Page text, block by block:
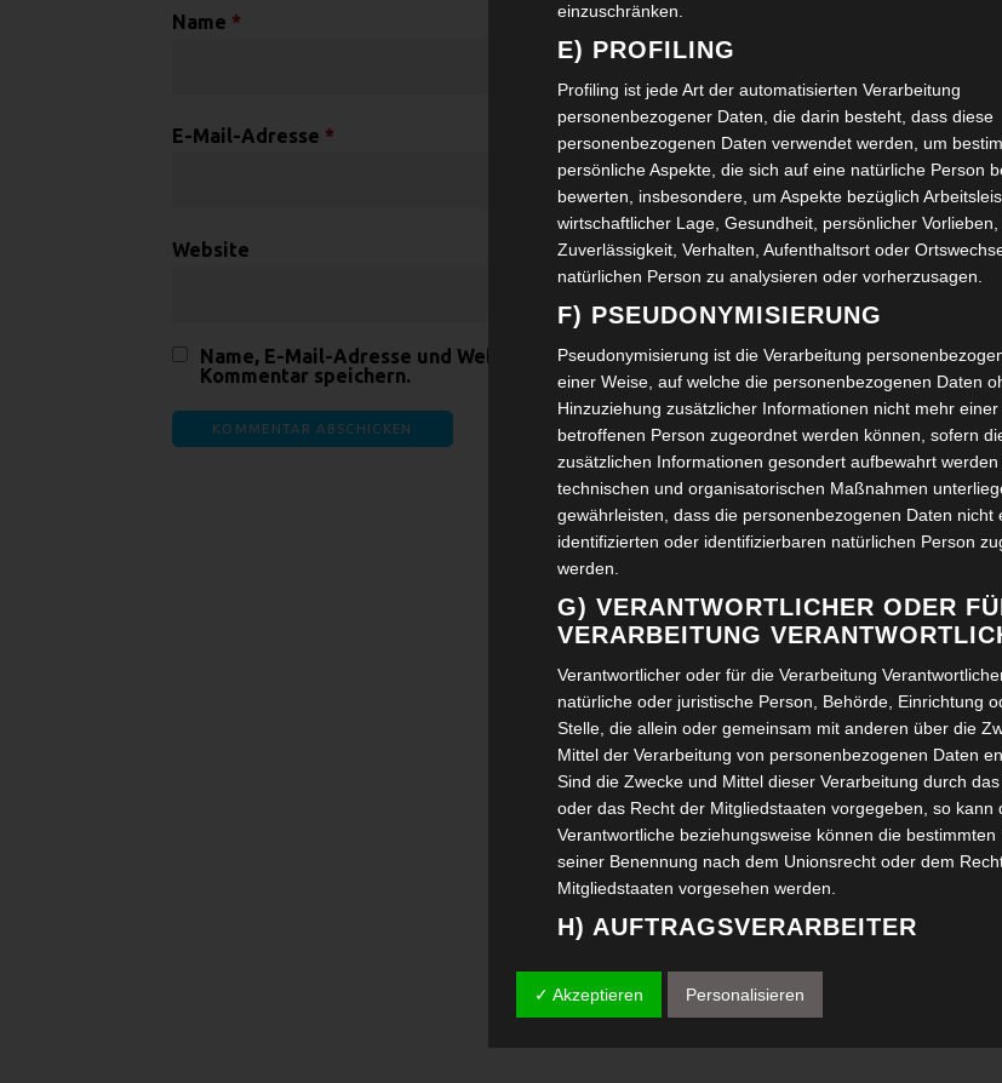
Name *
E-Mail-Adresse *
Website
Name, E-Mail-Adresse und Website in diesem Browser für meinen nächsten
Kommentar speichern.
einzuschränken.
E) PROFILING
Profiling ist jede Art der automatisierten Verarbeitung
personenbezogener Daten, die darin besteht, dass diese
personenbezogenen Daten verwendet werden, um
persönliche Aspekte, die sich auf eine natürliche Person
bewerten, insbesondere, um Aspekte bezüglich
wirtschaftlicher Lage, Gesundheit, persönlicher Vorlieben,
Zuverlässigkeit, Verhalten, Aufenthaltsort oder
natürlichen Person zu analysieren oder vorherzusagen.
F) PSEUDONYMISIERUNG
Pseudonymisierung ist die Verarbeitung
einer Weise, auf welche die personenbezogenen Daten
Hinzuziehung zusätzlicher Informationen nicht mehr
betroffenen Person zugeordnet werden können, sofern
zusätzlichen Informationen gesondert aufbewahrt werden
technischen und organisatorischen Maßnahmen
gewährleisten, dass die personenbezogenen Daten nicht
identifizierten oder identifizierbaren natürlichen Person
werden.
G) VERANTWORTLICHER ODER
VERARBEITUNG
Verantwortlicher oder für die Verarbeitung
natürliche oder juristische Person, Behörde, Einrichtung
Stelle, die allein oder gemeinsam mit anderen über die
Mittel der Verarbeitung von personenbezogenen Daten
Sind die Zwecke und Mittel dieser Verarbeitung durch
oder das Recht der Mitgliedstaaten vorgegeben, so kann
Verantwortliche beziehungsweise können die bestimmten
seiner Benennung nach dem Unionsrecht oder dem
Mitgliedstaaten vorgesehen werden.
H) AUFTRAGSVERARBEITER
Einrichtung oder andere Stelle, die personenbezogene
Auftrag des Verantwortlichen verarbeitet.
✓ Akzeptieren Personalisieren